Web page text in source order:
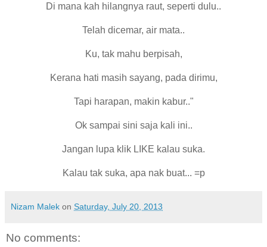
Di mana kah hilangnya raut, seperti dulu..
Telah dicemar, air mata..
Ku, tak mahu berpisah,
Kerana hati masih sayang, pada dirimu,
Tapi harapan, makin kabur.."
Ok sampai sini saja kali ini..
Jangan lupa klik LIKE kalau suka.
Kalau tak suka, apa nak buat... =p
Nizam Malek on Saturday, July 20, 2013
No comments: